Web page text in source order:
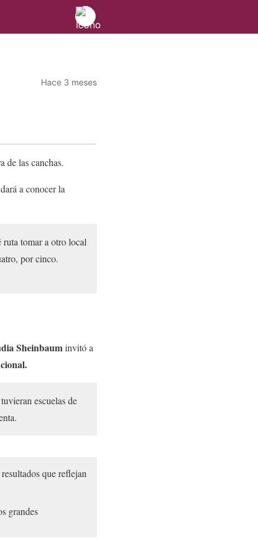
Hace 3 meses
de las canchas.
a conocer la
ruta tomar a otro local
por cinco.
Sheinbauminvitó a
escuelas de
que reflejan
grandes